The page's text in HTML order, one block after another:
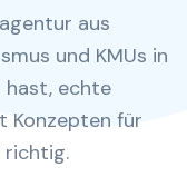
aus
und KMUs in
hast, echte
Konzepten für
richtig.